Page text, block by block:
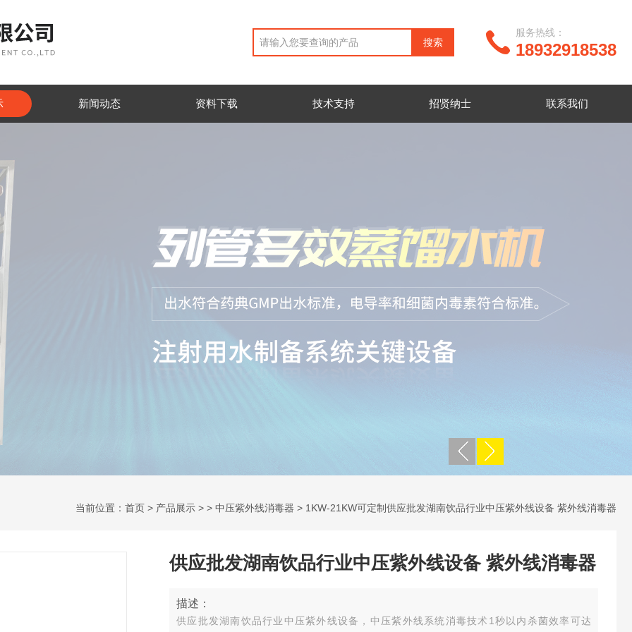
18932918538
服务热线：
新闻动态 资料下载 技术支持 招贤纳士 联系我们
当前位置： 首页 > 产品展示 > > 中压紫外线消毒器 > 1KW-21KW可定制供应批发湖南饮品行业中压紫外线设备 紫外线消毒器
供应批发湖南饮品行业中压紫外线设备 紫外线消毒器
描述：
供应批发湖南饮品行业中压紫外线设备，中压紫外线系统消毒技术1秒以内杀菌效率可达